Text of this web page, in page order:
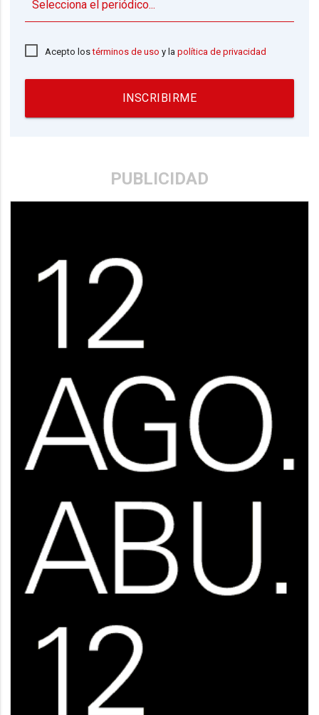
Acepto lostérminos de uso y lapolítica de privacidad
INSCRIBIRME
PUBLICIDAD